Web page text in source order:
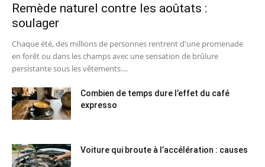
Remède naturel contre les aoûtats :
soulager
Chaque été, des millions de personnes rentrent d'une promenade
en forêt ou dans les champs avec une sensation de brûlure
persistante sous les vêtements....
Combien de temps dure l’effet du café
expresso
Voiture qui broute à l’accélération : causes